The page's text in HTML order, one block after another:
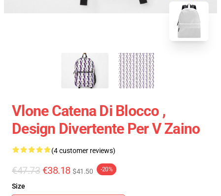
Vlone Catena Di Blocco ,
Design Divertente Per V Zaino
(4 customer reviews)
€47.73 €38.18 $41.50 -20%
Size